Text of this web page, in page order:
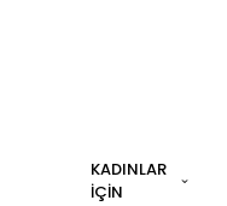
KADINLAR
İÇİN